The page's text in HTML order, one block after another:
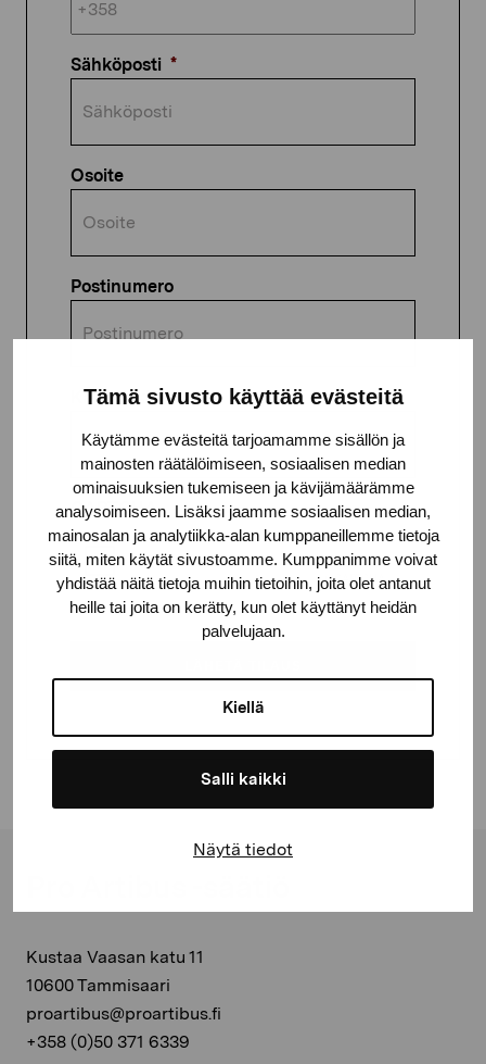
Tämä sivusto käyttää evästeitä
Käytämme evästeitä tarjoamamme sisällön ja
mainosten räätälöimiseen, sosiaalisen median
ominaisuuksien tukemiseen ja kävijämäärämme
analysoimiseen. Lisäksi jaamme sosiaalisen median,
mainosalan ja analytiikka-alan kumppaneillemme tietoja
siitä, miten käytät sivustoamme. Kumppanimme voivat
yhdistää näitä tietoja muihin tietoihin, joita olet antanut
heille tai joita on kerätty, kun olet käyttänyt heidän
palvelujaan.
Kiellä
Salli kaikki
Näytä tiedot
Sähköposti *
Osoite
Postinumero
Kaupunki
CAPTCHA
Kustaa Vaasan katu 11
10600 Tammisaari
proartibus@proartibus.fi
+358 (0)50 371 6339